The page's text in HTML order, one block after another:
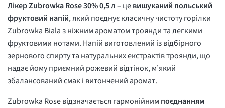
Лікер Zubrowka Rose 30% 0,5 л– цевишуканий польський
фруктовий напій, який поєднує класичну чистоту горілки
Zubrowka Biala з ніжним ароматом троянди та легкими
фруктовими нотами. Напій виготовлений із відбірного
зернового спирту та натуральних екстрактів троянди, що
надає йому приємний рожевий відтінок, м’який
збалансований смак і витончений аромат.
Zubrowka Rose відзначається гармонійним поєднанням